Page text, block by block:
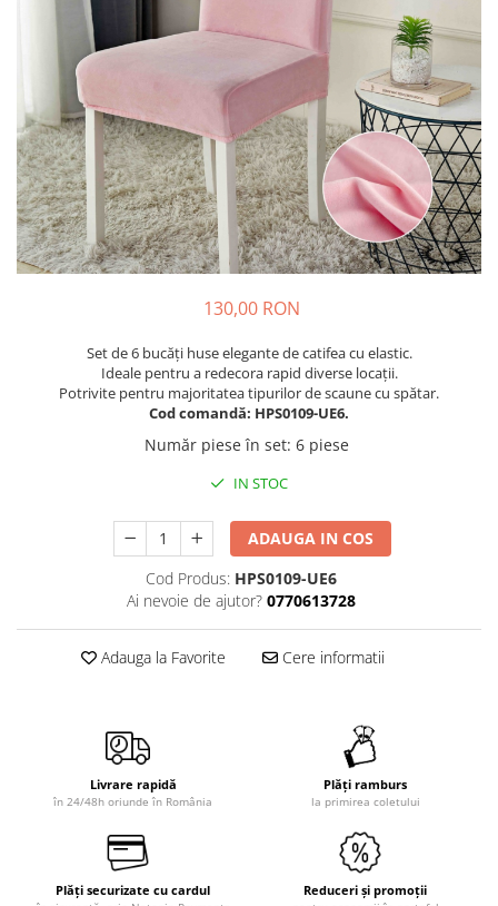
Cuverturi bumbac
Cuverturi catifea
Huse de protecție
Huse de protectie pat finet
Huse de protecție scaun
Prosoape
Prosoape de baie
Electrocasnice
Cântare electronice
130,00 RON
Set de 6 bucăți huse elegante de catifea cu elastic.
Ideale pentru a redecora rapid diverse locații.
Potrivite pentru majoritatea tipurilor de scaune cu spătar.
Cod comandă: HPS0109-UE6.
Număr piese în set: 6 piese
IN STOC
ADAUGA IN COS
Cod Produs: HPS0109-UE6
Ai nevoie de ajutor? 0770613728
Adauga la Favorite Cere informatii
Livrare rapidă
în 24/48h oriunde în România
Plăți ramburs
la primirea coletului
Plăți securizate cu cardul Reduceri și promoții